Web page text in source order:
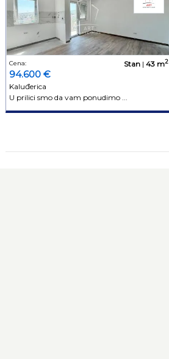
Cena:
94.600 €
Stan| 43 m2
Kaluđerica
U prilici smo da vam ponudimo ...